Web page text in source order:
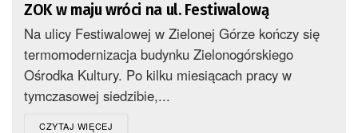
ZOK w maju wróci na ul. Festiwalową
Na ulicy Festiwalowej w Zielonej Górze kończy się
termomodernizacja budynku Zielonogórskiego
Ośrodka Kultury. Po kilku miesiącach pracy w
tymczasowej siedzibie,...
CZYTAJ WIĘCEJ